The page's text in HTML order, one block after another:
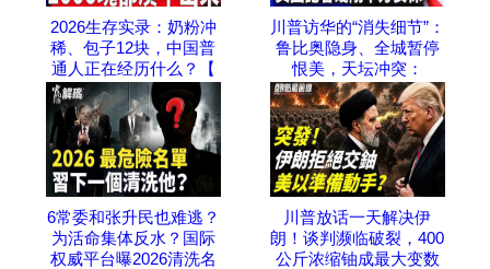
2026生存实录：奶粉冲
稀、包子12块，中国普
通人正在经历什么？【
川普访华的“消失细节”：
鲁比奥隐身、全城暂停
恨美，天坛冲突：
6常委和张升民也难逃？
为活命集体反水？国际
权威平台曝2026清洗名
川普放话一天解决伊
朗！谈判濒临破裂，400
公斤浓缩铀成最大变数